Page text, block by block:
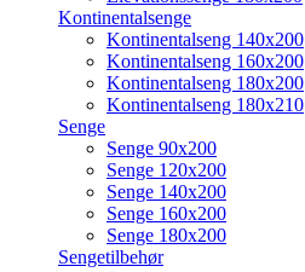
Kontinentalsenge
Kontinentalseng 140x200
Kontinentalseng 160x200
Kontinentalseng 180x200
Kontinentalseng 180x210
Senge
Senge 90x200
Senge 120x200
Senge 140x200
Senge 160x200
Senge 180x200
Sengetilbehør